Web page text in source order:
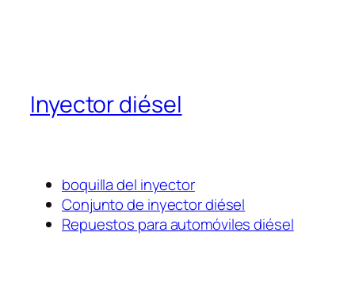
Inyector diésel
boquilla del inyector
Conjunto de inyector diésel
Repuestos para automóviles diésel